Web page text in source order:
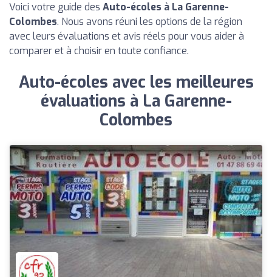
Voici votre guide des Auto-écoles à La Garenne-
Colombes. Nous avons réuni les options de la région
avec leurs évaluations et avis réels pour vous aider à
comparer et à choisir en toute confiance.
Auto-écoles avec les meilleures
évaluations à La Garenne-
Colombes